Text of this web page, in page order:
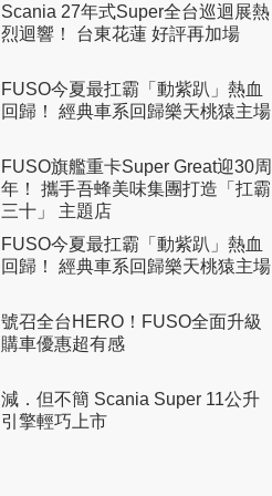
Scania 27年式Super全台巡迴展熱
烈迴響！ 台東花蓮 好評再加場
FUSO今夏最扛霸「動紫趴」熱血
回歸！ 經典車系回歸樂天桃猿主場
FUSO旗艦重卡Super Great迎30周
年！ 攜手吾蜂美味集團打造「扛霸
三十」 主題店
FUSO今夏最扛霸「動紫趴」熱血
回歸！ 經典車系回歸樂天桃猿主場
號召全台HERO！FUSO全面升級
購車優惠超有感
減．但不簡 Scania Super 11公升
引擎輕巧上市